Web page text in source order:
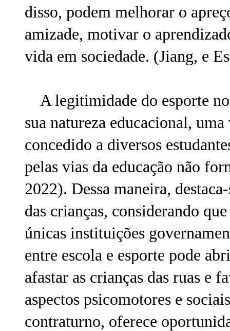
disso, podem melhorar o
amizade, motivar o
vida em sociedade. (Jiang, e
A legitimidade do esporte no
sua natureza educacional,
concedido a diversos
pelas vias da educação não
2022). Dessa maneira,
das crianças, considerando
únicas instituições
entre escola e esporte pode
afastar as crianças das ruas e
aspectos psicomotores e
contraturno, oferece